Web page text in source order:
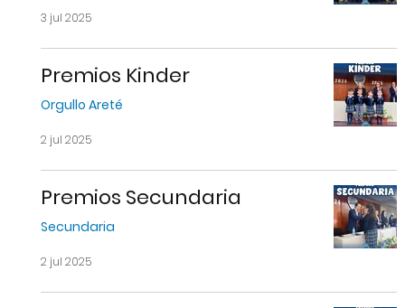
3 jul 2025
Premios Kinder
Orgullo Areté
2 jul 2025
Premios Secundaria
Secundaria
2 jul 2025